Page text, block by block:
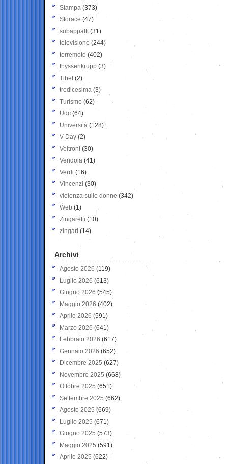
Stampa (373)
Storace (47)
subappalti (31)
televisione(244)
terremoto (402)
thyssenkrupp (3)
Tibet(2)
tredicesima (3)
Turismo (62)
Udc (64)
Università (128)
V-Day (2)
Veltroni (30)
Vendola (41)
Verdi (16)
Vincenzi (30)
violenza sulle donne (342)
Web (1)
Zingaretti (10)
zingari (14)
Archivi
Agosto 2026 (119)
Luglio 2026 (613)
Giugno 2026 (545)
Maggio 2026 (402)
Aprile 2026 (591)
Marzo 2026 (641)
Febbraio 2026 (617)
Gennaio 2026 (652)
Dicembre 2025 (627)
Novembre 2025 (668)
Ottobre 2025 (651)
Settembre 2025 (662)
Agosto 2025 (669)
Luglio 2025 (671)
Giugno 2025 (573)
Maggio 2025 (591)
Aprile 2025 (622)